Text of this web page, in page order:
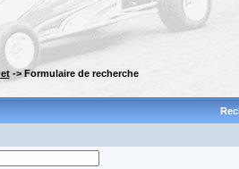
-> Formulaire de recherche